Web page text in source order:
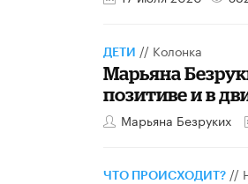
ДЕТИ // Колонка
Марьяна
позитиве и в
Марьяна Безруких
ЧТО ПРОИСХОДИТ? //